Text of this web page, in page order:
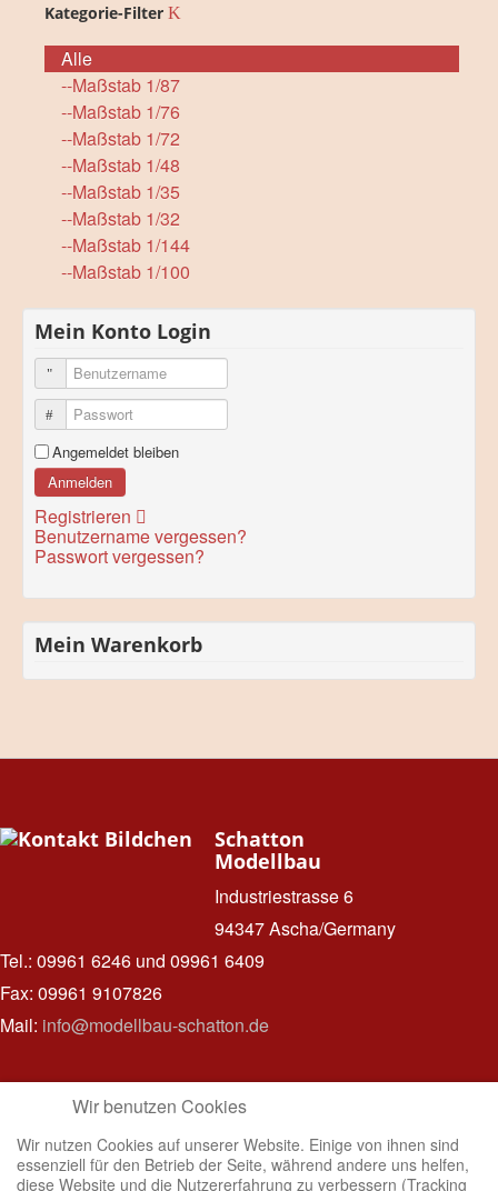
Kategorie-Filter
Alle
--Maßstab 1/87
--Maßstab 1/76
--Maßstab 1/72
--Maßstab 1/48
--Maßstab 1/35
--Maßstab 1/32
--Maßstab 1/144
--Maßstab 1/100
Mein Konto Login
Benutzername
Passwort
Angemeldet bleiben
Anmelden
Registrieren
Benutzername vergessen?
Passwort vergessen?
Mein Warenkorb
Schatton
Modellbau
Industriestrasse 6
94347 Ascha/Germany
Tel.: 09961 6246 und 09961 6409
Fax: 09961 9107826
Mail: info@modellbau-schatton.de
Hinweise
zum
Datenschutz
Wir benutzen Cookies
Wir nutzen Cookies auf unserer Website. Einige von ihnen sind
essenziell für den Betrieb der Seite, während andere uns helfen,
diese Website und die Nutzererfahrung zu verbessern (Tracking